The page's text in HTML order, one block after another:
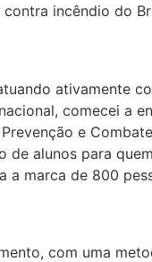
incêndio do
ativamente
comecei a
e
de alunos para
a marca de 800
com uma